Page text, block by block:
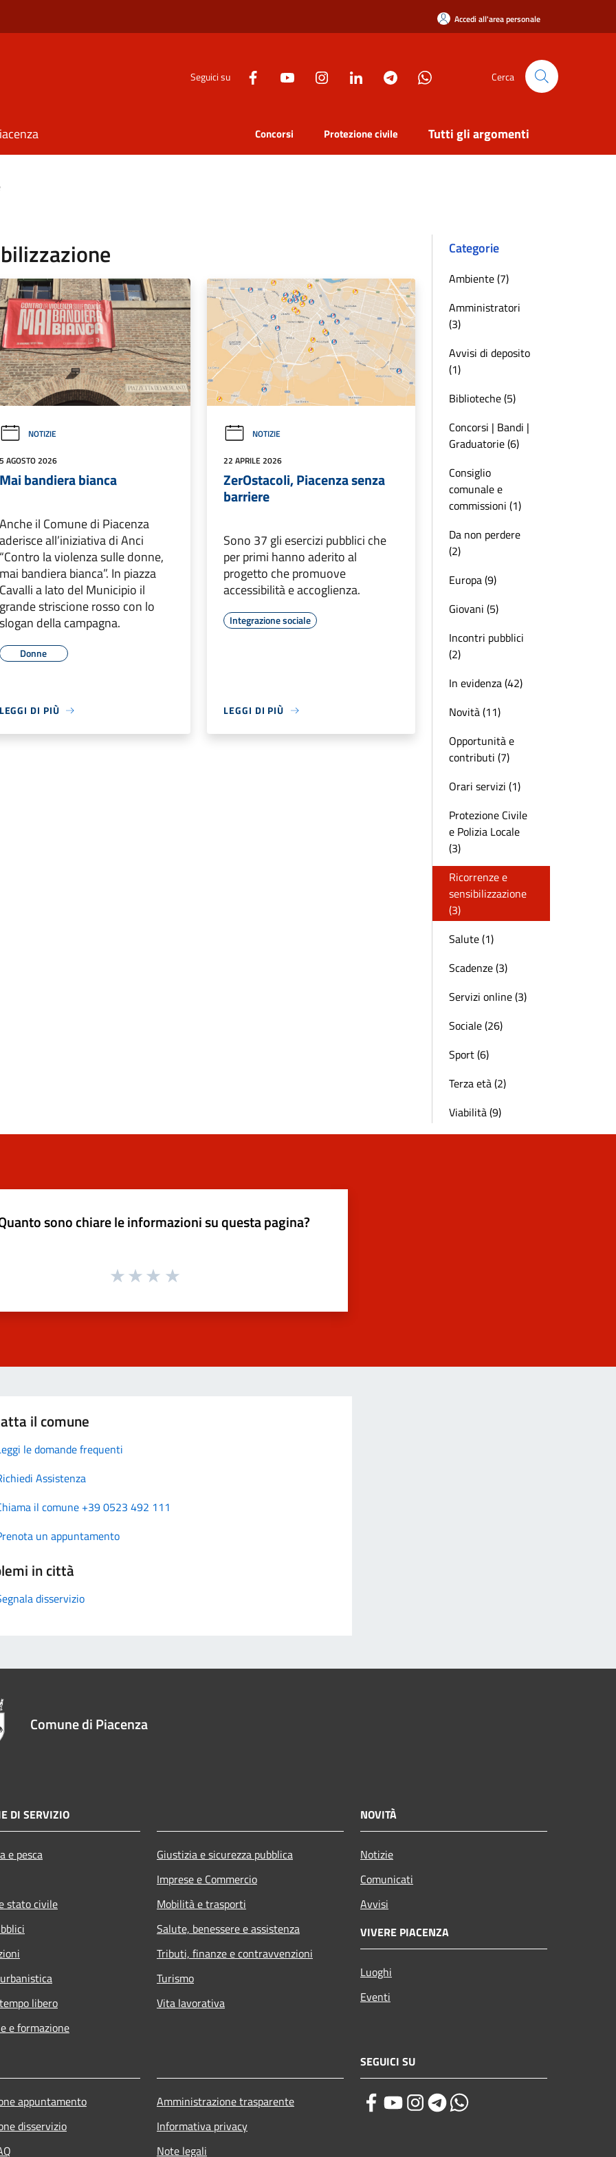
Accedi all'area personale
Seguici su Cerca
Concorsi Protezione civile Tutti gli argomenti
NOTIZIE
AGOSTO 2026
bandiera bianca
il Comune di Piacenza
all’iniziativa di Anci
la violenza sulle donne,
bandiera bianca”. In piazza
a lato del Municipio il
striscione rosso con lo
della campagna.
Donne
DI PIÙ
NOTIZIE
22 APRILE 2026
ZerOstacoli, Piacenza senza
barriere
Sono 37 gli esercizi pubblici che
per primi hanno aderito al
progetto che promuove
accessibilità e accoglienza.
Integrazione sociale
LEGGI DI PIÙ
Categorie
Ambiente (7)
Amministratori
(3)
Avvisi di deposito
(1)
Biblioteche (5)
Concorsi | Bandi |
Graduatorie (6)
Consiglio
comunale e
commissioni (1)
Da non perdere
(2)
Europa (9)
Giovani (5)
Incontri pubblici
(2)
In evidenza (42)
Novità (11)
Opportunità e
contributi (7)
Orari servizi (1)
Protezione Civile
e Polizia Locale
(3)
Ricorrenze e
sensibilizzazione
(3)
Salute (1)
Scadenze (3)
Servizi online (3)
Sociale (26)
Sport (6)
Terza età (2)
Viabilità (9)
sono chiare le informazioni su questa pagina?
il comune
le domande frequenti
Assistenza
il comune +39 0523 492 111
un appuntamento
in città
disservizio
Comune di Piacenza
DI SERVIZIO
e pesca
stato civile
libero
e formazione
Giustizia e sicurezza pubblica
Imprese e Commercio
Mobilità e trasporti
Salute, benessere e assistenza
Tributi, finanze e contravvenzioni
Turismo
Vita lavorativa
NOVITÀ
Notizie
Comunicati
Avvisi
VIVERE PIACENZA
Luoghi
Eventi
appuntamento
disservizio
Amministrazione trasparente
Informativa privacy
Note legali
SEGUICI SU